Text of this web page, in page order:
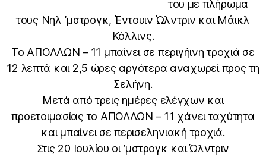
του με πλήρωμα
τους Νηλ ʼμστρογκ, Έντουιν Ώλντριν και Μάικλ
Κόλλινς.
Το ΑΠΟΛΛΩΝ – 11 μπαίνει σε περιγήινη τροχιά σε
12 λεπτά και 2,5 ώρες αργότερα αναχωρεί προς τη
Σελήνη.
Μετά από τρεις ημέρες ελέγχων και
προετοιμασίας το ΑΠΟΛΛΩΝ – 11 χάνει ταχύτητα
και μπαίνει σε περισεληνιακή τροχιά.
Στις 20 Ιουλίου οι ʼμστρογκ και Ώλντριν